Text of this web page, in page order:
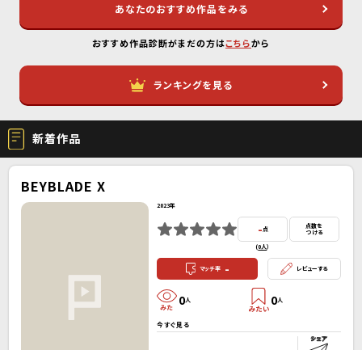
あなたのおすすめ作品をみる
おすすめ作品診断がまだの方はこちらから
ランキングを見る
新着作品
BEYBLADE X
2023年
-点
(0人）
点数を
つける
マッチ率 - レビューする
0人 0人
今すぐ見る